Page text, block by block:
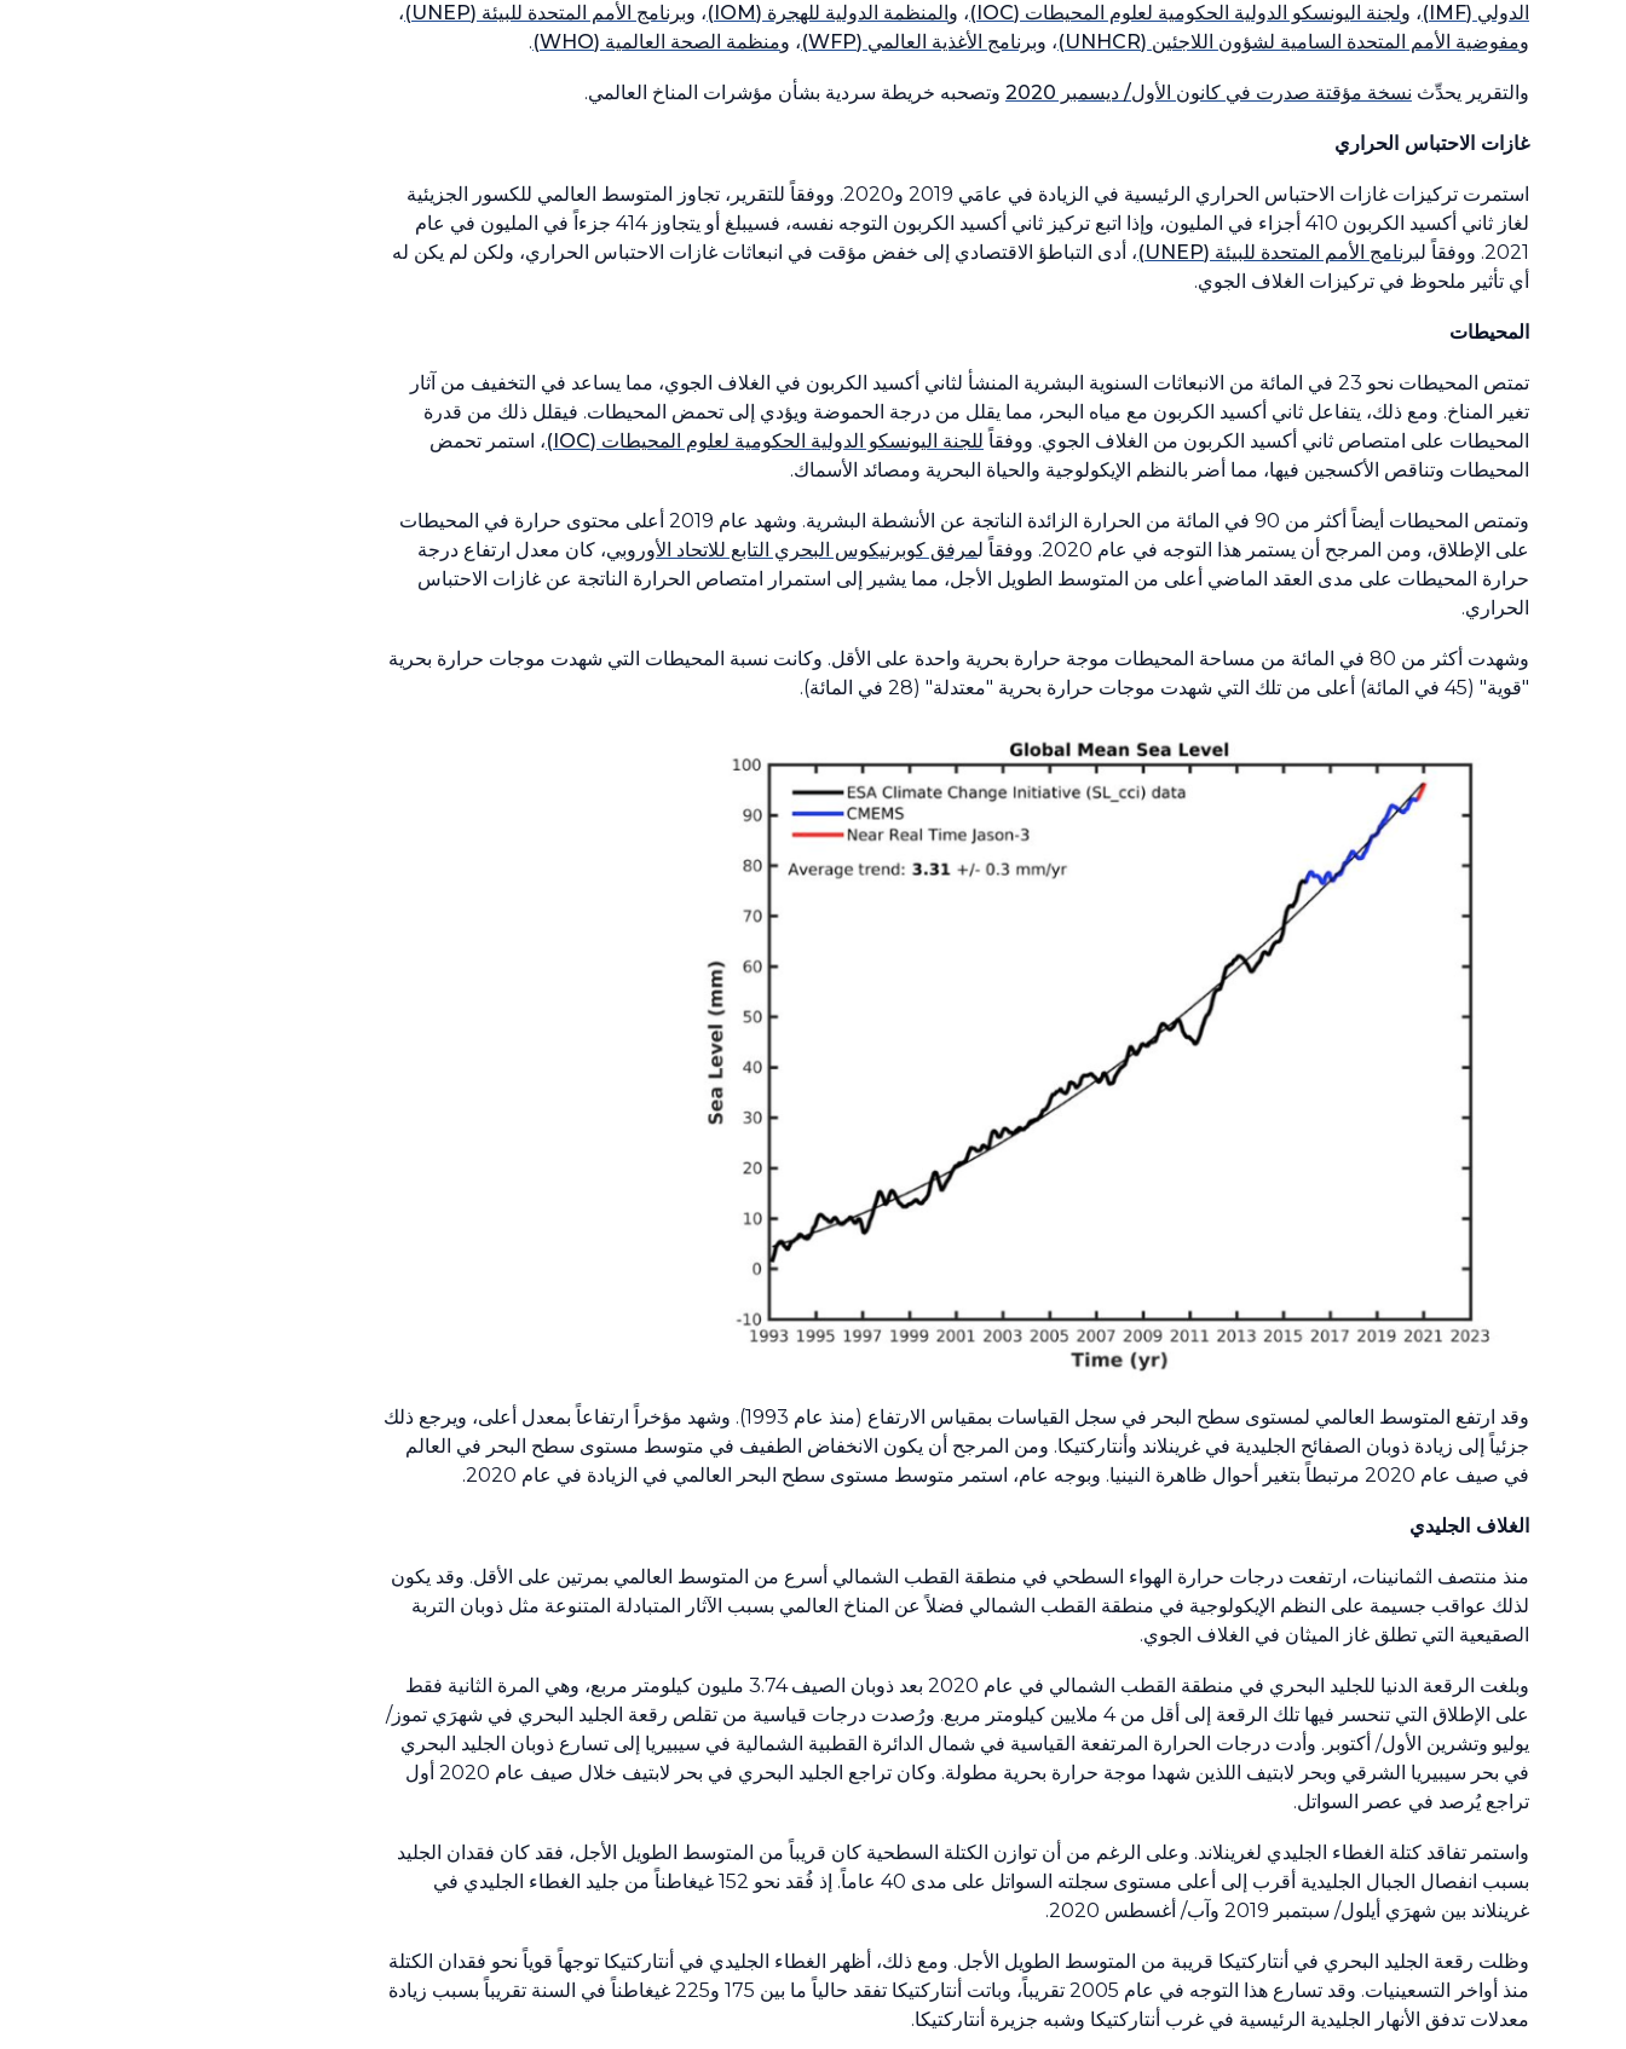
الدولي (IMF) ، ولجنة اليونسكو الدولية الحكومية لعلوم المحيطات (IOC) ، و المنظمة الدولية للهجرة (IOM) ، وبرنامج الأمم المتحدة للبيئة (UNEP)
،
ومفوضية الأمم المتحدة السامية لشؤون اللاجئين (UNHCR) ، وبرنامج الأغذية العالمي (WFP) ، ومنظمة الصحة العالمية (WHO)
.
والتقرير يحدِّث نسخة مؤقتة صدرت في كانون الأول/ ديسمبر 2020 وتصحبه خريطة سردية بشأن مؤشرات المناخ العالمي.
غازات الاحتباس الحراري
استمرت تركيزات غازات الاحتباس الحراري الرئيسية في الزيادة في عامَي 2019 و2020. ووفقاً للتقرير، تجاوز المتوسط العالمي للكسور الجزيئية
لغاز ثاني أكسيد الكربون 410 أجزاء في المليون، وإذا اتبع تركيز ثاني أكسيد الكربون التوجه نفسه، فسيبلغ أو يتجاوز414 جزءاً في المليون في عام
2021. ووفقاً لبرنامج الأمم المتحدة للبيئة (UNEP)
، أدى التباطؤ الاقتصادي إلى خفض مؤقت في انبعاثات غازات الاحتباس الحراري، ولكن لم يكن له
أي تأثير ملحوظ في تركيزات الغلاف الجوي.
المحيطات
‏تمتص المحيطات نحو 23 في المائة من الانبعاثات السنوية البشرية المنشأ لثاني أكسيد الكربون في الغلاف الجوي، مما يساعد في التخفيف من آثار
تغير المناخ. ومع ذلك، يتفاعل ثاني أكسيد الكربون مع مياه البحر، مما يقلل من درجة الحموضة ويؤدي إلى تحمض المحيطات. فيقلل ذلك من قدرة
المحيطات على امتصاص ثاني أكسيد الكربون من الغلاف الجوي. ووفقاً للجنة اليونسكو الدولية الحكومية لعلوم المحيطات (IOC)
، استمر تحمض
المحيطات وتناقص الأكسجين فيها، مما أضر بالنظم الإيكولوجية والحياة البحرية ومصائد الأسماك.
وتمتص المحيطات أيضاً أكثر من 90 في المائة من الحرارة الزائدة الناتجة عن الأنشطة البشرية. وشهد عام 2019 أعلى محتوى حرارة في المحيطات
على الإطلاق، ومن المرجح أن يستمر هذا التوجه في عام 2020. ووفقاً لمرفق كوبرنيكوس البحري التابع للاتحاد الأوروبي، كان معدل ارتفاع درجة
حرارة المحيطات على مدى العقد الماضي أعلى من المتوسط الطويل الأجل، مما يشير إلى استمرار امتصاص الحرارة الناتجة عن غازات الاحتباس
الحراري.
وشهدت أكثر من 80 في المائة من مساحة المحيطات موجة حرارة بحرية واحدة على الأقل. وكانت نسبة المحيطات التي شهدت موجات حرارة بحرية
"قوية" (45 في المائة) أعلى من تلك التي شهدت موجات حرارة بحرية "معتدلة" (28 في المائة).
وقد ارتفع المتوسط العالمي لمستوى سطح البحر في سجل القياسات بمقياس الارتفاع (منذ عام 1993). وشهد مؤخراً ارتفاعاً بمعدل أعلى، ويرجع ذلك
جزئياً إلى زيادة ذوبان الصفائح الجليدية في غرينلاند وأنتاركتيكا. ومن المرجح أن يكون الانخفاض الطفيف في متوسط مستوى سطح البحر في العالم
في صيف عام 2020 مرتبطاً بتغير أحوال ظاهرة النينيا. وبوجه عام، استمر متوسط مستوى سطح البحر العالمي في الزيادة في عام 2020
.
‏الغلاف الجليدي
منذ منتصف الثمانينات، ارتفعت درجات حرارة الهواء السطحي في منطقة القطب الشمالي أسرع من المتوسط العالمي بمرتين على الأقل. وقد يكون
لذلك عواقب جسيمة على النظم الإيكولوجية في منطقة القطب الشمالي فضلاً عن المناخ العالمي بسبب الآثار المتبادلة المتنوعة مثل ذوبان التربة
الصقيعية التي تطلق غاز الميثان في الغلاف الجوي.
وبلغت الرقعة الدنيا للجليد البحري في منطقة القطب الشمالي في عام 2020 بعد ذوبان الصيف3.74 مليون كيلومتر مربع، وهي المرة الثانية فقط
على الإطلاق التي تنحسر فيها تلك الرقعة إلى أقل من4 ملايين كيلومتر مربع. ورُصدت درجات قياسية من تقلص رقعة الجليد البحري في شهرَي تموز/
يوليو وتشرين الأول/ أكتوبر. وأدت درجات الحرارة المرتفعة القياسية في شمال الدائرة القطبية الشمالية في سيبيريا إلى تسارع ذوبان الجليد البحري
في بحر سيبيريا الشرقي وبحر لابتيف اللذين شهدا موجة حرارة بحرية مطولة. وكان تراجع الجليد البحري في بحر لابتيف خلال صيف عام 2020 أول
تراجع يُرصد في عصر السواتل.
واستمر تفاقد كتلة الغطاء الجليدي لغرينلاند. وعلى الرغم من أن توازن الكتلة السطحية كان قريباً من المتوسط الطويل الأجل، فقد كان فقدان الجليد
بسبب انفصال الجبال الجليدية أقرب إلى أعلى مستوى سجلته السواتل على مدى 40 عاماً. إذ فُقد نحو 152 غيغاطناً من جليد الغطاء الجليدي في
غرينلاند بين شهرَي أيلول/ سبتمبر 2019 وآب/ أغسطس 2020
.
وظلت رقعة الجليد البحري في أنتاركتيكا قريبة من المتوسط الطويل الأجل. ومع ذلك، أظهر الغطاء الجليدي في أنتاركتيكا توجهاً قوياً نحو فقدان الكتلة
منذ أواخر التسعينيات. وقد تسارع هذا التوجه في عام 2005 تقريباً، وباتت أنتاركتيكا تفقد حالياً ما بين 175 و225 غيغاطناً في السنة تقريباً بسبب زيادة
معدلات تدفق الأنهار الجليدية الرئيسية في غرب أنتاركتيكا وشبه جزيرة أنتاركتيكا.